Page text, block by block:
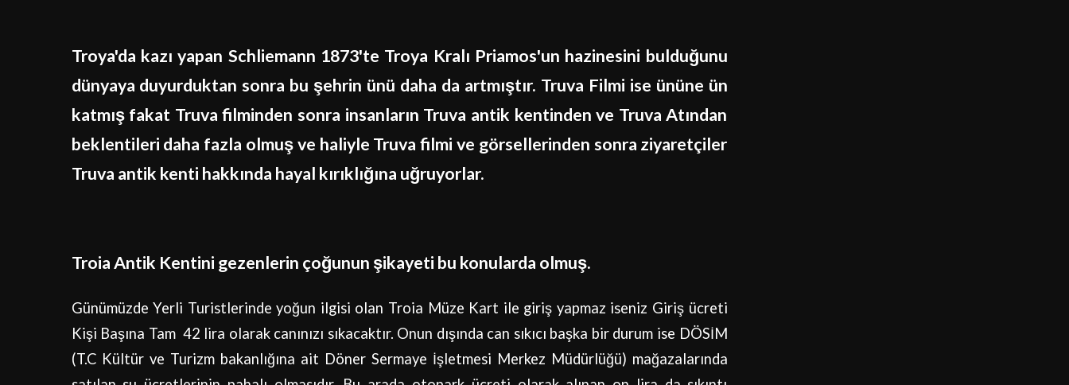
Troya'da kazı yapan Schliemann 1873'te Troya Kralı Priamos'un hazinesini bulduğunu
dünyaya duyurduktan sonra bu şehrin ünü daha da artmıştır. Truva Filmi ise ününe ün
katmış fakat Truva filminden sonra insanların Truva antik kentinden ve Truva Atından
beklentileri daha fazla olmuş ve haliyle Truva filmi ve görsellerinden sonra ziyaretçiler
Truva antik kenti hakkında hayal kırıklığına uğruyorlar.
Troia Antik Kentini gezenlerin çoğunun şikayeti bu konularda olmuş.
Günümüzde Yerli Turistlerinde yoğun ilgisi olan Troia Müze Kart ile giriş yapmaz iseniz Giriş ücreti
Kişi Başına Tam 42 lira olarak canınızı sıkacaktır. Onun dışında can sıkıcı başka bir durum ise DÖSİM
(T.C Kültür ve Turizm bakanlığına ait Döner Sermaye İşletmesi Merkez Müdürlüğü) mağazalarında